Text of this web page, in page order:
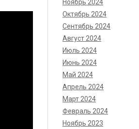
Ноябрь 2024
Октябрь 2024
Сентябрь 2024
Август 2024
Июль 2024
Июнь 2024
Май 2024
Апрель 2024
Март 2024
Февраль 2024
Ноябрь 2023